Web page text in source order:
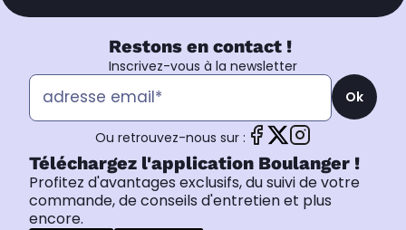
Restons en contact !
Inscrivez-vous à la newsletter
Ok
Ou retrouvez-nous sur :
Téléchargez l'application Boulanger !
Profitez d'avantages exclusifs, du suivi de votre
commande, de conseils d'entretien et plus
encore.